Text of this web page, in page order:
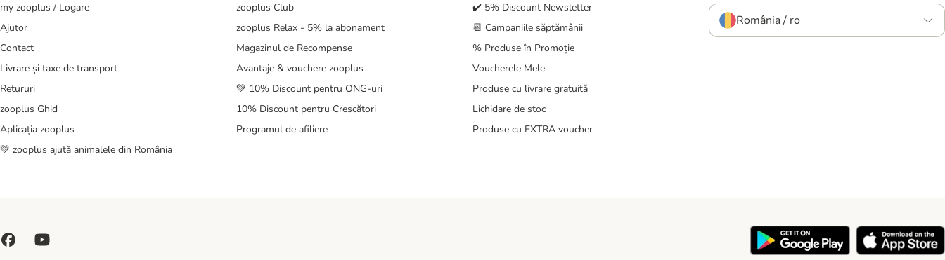
my zooplus / Logare
Ajutor
Contact
Livrare și taxe de transport
Retururi
zooplus Ghid
Aplicația zooplus
💚 zooplus ajută animalele din România
zooplus Club
zooplus Relax - 5% la abonament
Magazinul de Recompense
Avantaje & vouchere zooplus
💚 10% Discount pentru ONG-uri
10% Discount pentru Crescători
Programul de afiliere
✔️ 5% Discount Newsletter
📆 Campaniile săptămânii
% Produse în Promoție
Voucherele Mele
Produse cu livrare gratuită
Lichidare de stoc
Produse cu EXTRA voucher
România / ro